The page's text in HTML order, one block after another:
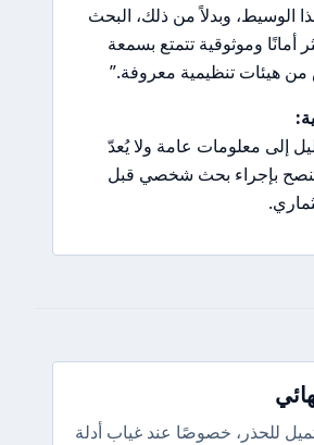
الوسيط، وبدلاً من ذلك، البحث
أمانًا وموثوقية تتمتع بسمعة
هيئات تنظيمية معروفة.”
إلى معلومات عامة ولا يُعدّ
بإجراء بحث شخصي قبل
تميل للحذر، خصوصًا عند غياب أدلة